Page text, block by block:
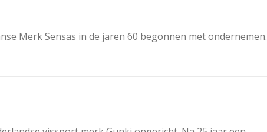
Merk Sensas in de jaren 60 begonnen met ondernemen.